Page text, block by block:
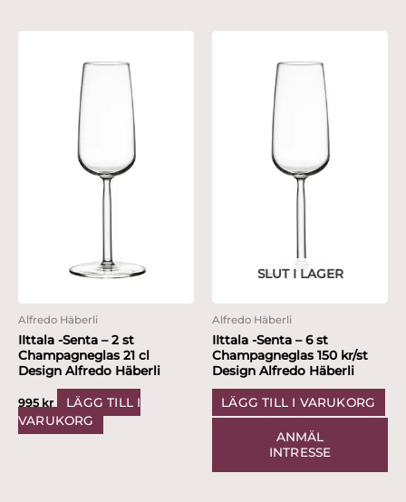
Alfredo Häberli
IIttala -Senta – 2 st
Champagneglas 21 cl
Design Alfredo Häberli
995 kr
LÄGG TILL I
VARUKORG
SLUT I LAGER
Alfredo Häberli
IIttala -Senta – 6 st
Champagneglas 150 kr/st
Design Alfredo Häberli
LÄGG TILL I VARUKORG
ANMÄL
INTRESSE